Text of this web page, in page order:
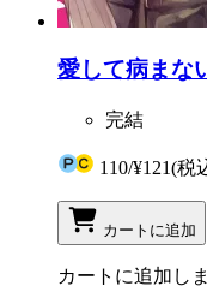
愛して病まな
完結
110/¥121(税
カートに追加
カートに追加し